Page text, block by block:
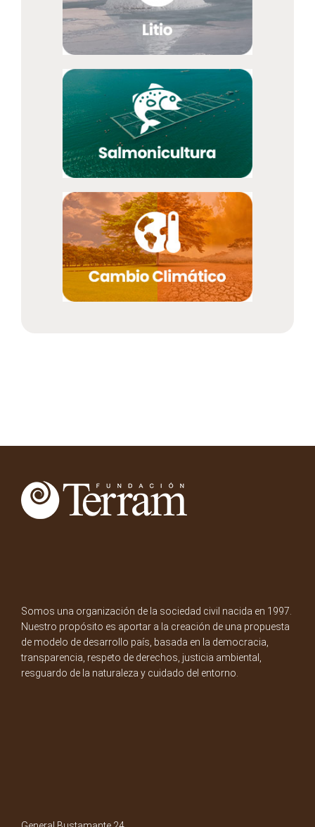
Somos una organización de la sociedad civil nacida en 1997.
Nuestro propósito es aportar a la creación de una propuesta
de modelo de desarrollo país, basada en la democracia,
transparencia, respeto de derechos, justicia ambiental,
resguardo de la naturaleza y cuidado del entorno.